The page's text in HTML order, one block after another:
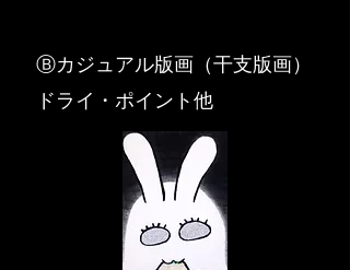
​Ⓑカジュアル版画（干支版画）
ドライ・ポイント他